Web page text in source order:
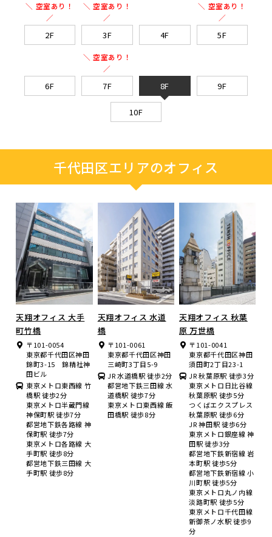
＼ 空室あり！
／
2F
＼ 空室あり！
／
3F 4F
＼ 空室あり！
／
5F
6F
＼ 空室あり！
／
7F 8F 9F
10F
千代田区エリアのオフィス
天翔オフィス 大手
町竹橋
〒101-0054
東京都千代田区神田
錦町3-15 錦精社神
田ビル
東京メトロ東西線 竹
橋駅 徒歩2分
東京メトロ半蔵門線
神保町駅 徒歩7分
都営地下鉄各路線 神
保町駅 徒歩7分
東京メトロ各路線 大
手町駅 徒歩8分
都営地下鉄三田線 大
手町駅 徒歩8分
天翔オフィス 水道
橋
〒101-0061
東京都千代田区神田
三崎町3丁目5-9
JR 水道橋駅 徒歩2分
都営地下鉄三田線 水
道橋駅 徒歩7分
東京メトロ東西線 飯
田橋駅 徒歩8分
天翔オフィス 秋葉
原 万世橋
〒101-0041
東京都千代田区神田
須田町2丁目23-1
JR 秋葉原駅 徒歩3分
東京メトロ日比谷線
秋葉原駅 徒歩5分
つくばエクスプレス
秋葉原駅 徒歩6分
JR 神田駅 徒歩6分
東京メトロ銀座線 神
田駅 徒歩3分
都営地下鉄新宿線 岩
本町駅 徒歩5分
都営地下鉄新宿線 小
川町駅 徒歩5分
東京メトロ丸ノ内線
淡路町駅 徒歩5分
東京メトロ千代田線
新御茶ノ水駅 徒歩9
分